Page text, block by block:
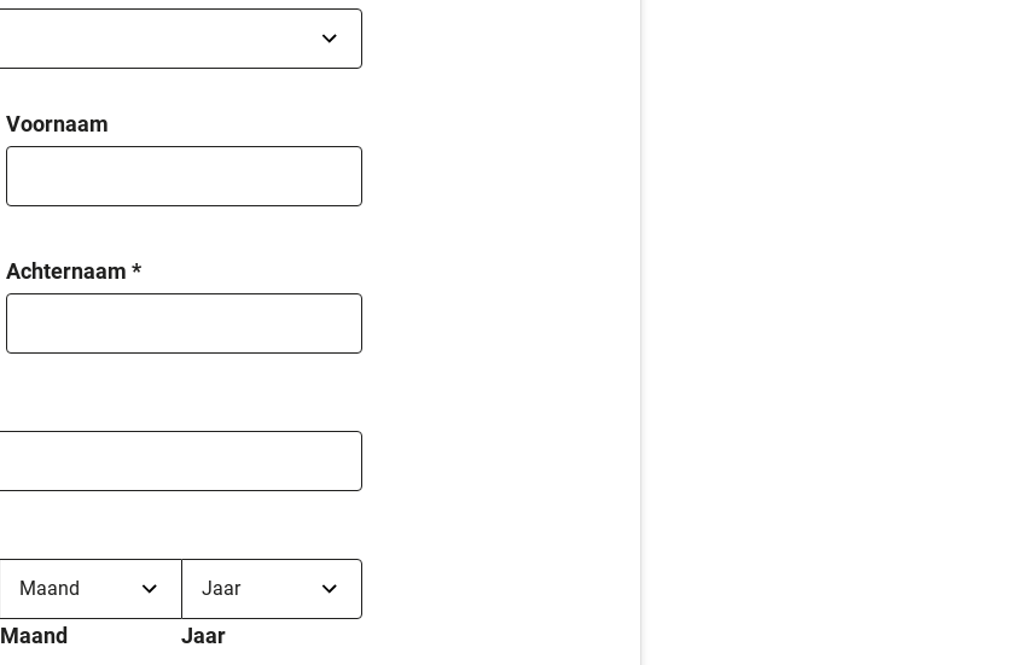
Voornaam
Achternaam *
Maand Jaar